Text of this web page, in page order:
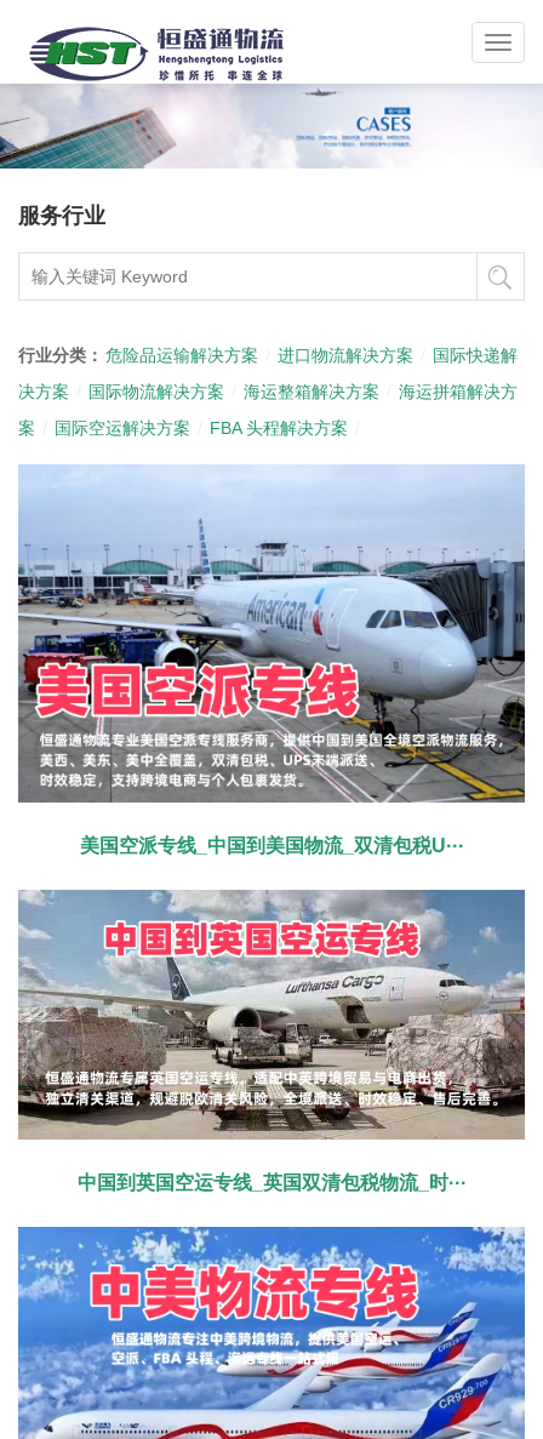
服务行业
行业分类： 危险品运输解决方案 进口物流解决方案
国际快递解
决方案
国际物流解决方案 海运整箱解决方案
海运拼箱解决方
案
国际空运解决方案 FBA 头程解决方案
美国空派专线_中国到美国物流_双清包税U···
中国到英国空运专线_英国双清包税物流_时···